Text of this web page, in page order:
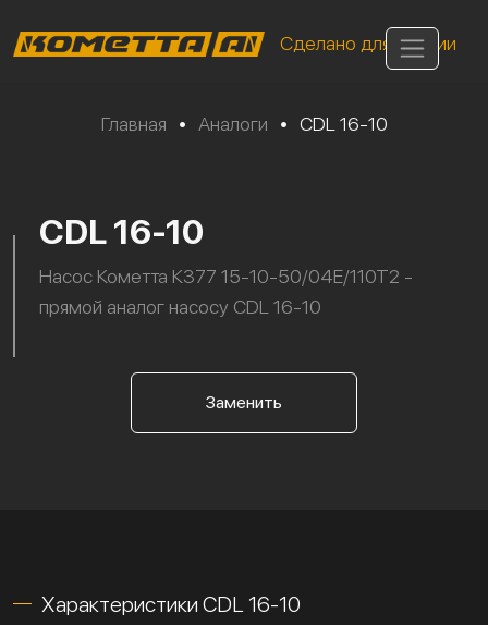
Сделано для России
Главная • Аналоги • CDL 16-10
CDL 16-10
Насос Кометта К377 15-10-50/04Е/110Т2 -
прямой аналог насосу CDL 16-10
Заменить
Характеристики CDL 16-10